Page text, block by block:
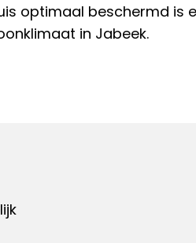
optimaal beschermd is
in Jabeek.